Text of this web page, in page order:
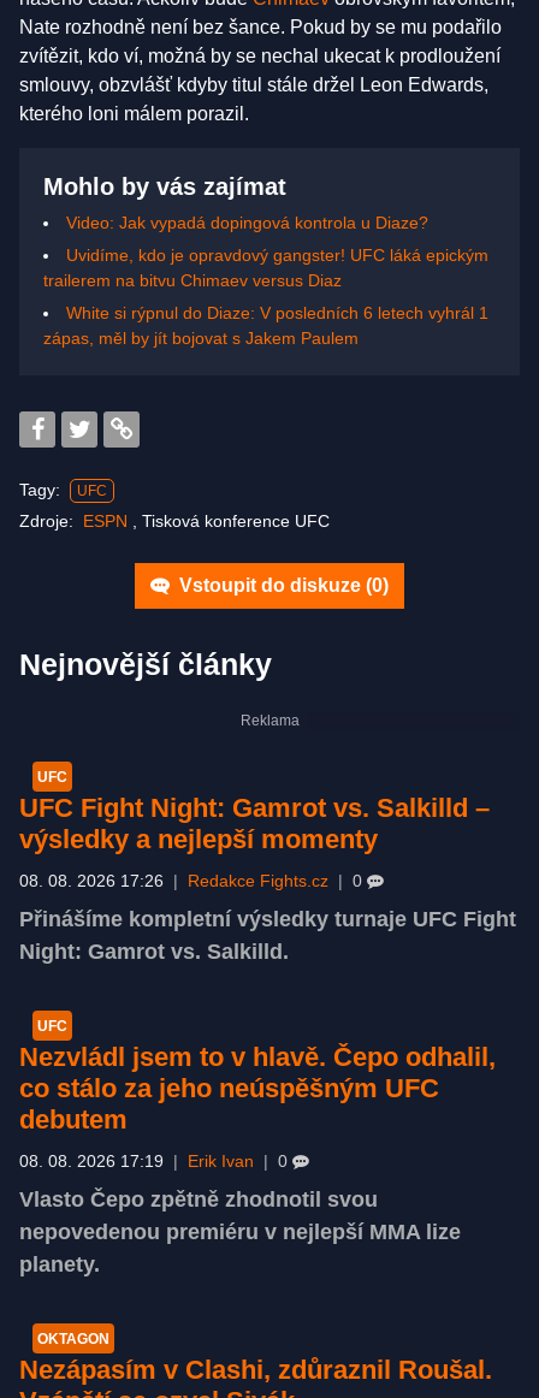
Nate rozhodně není bez šance. Pokud by se mu podařilo
zvítězit, kdo ví, možná by se nechal ukecat k prodloužení
smlouvy, obzvlášť kdyby titul stále držel Leon Edwards,
kterého loni málem porazil.
Mohlo by vás zajímat
Video: Jak vypadá dopingová kontrola u Diaze?
Uvidíme, kdo je opravdový gangster! UFC láká epickým
trailerem na bitvu Chimaev versus Diaz
White si rýpnul do Diaze: V posledních 6 letech vyhrál 1
zápas, měl by jít bojovat s Jakem Paulem
Tagy: UFC
Zdroje: ESPN Tisková konference UFC
Vstoupit do diskuze (0)
Nejnovější články
UFC
UFC Fight Night: Gamrot vs. Salkilld –
výsledky a nejlepší momenty
08. 08. 2026 17:26 | Redakce Fights.cz | 0
Přinášíme kompletní výsledky turnaje UFC Fight
Night: Gamrot vs. Salkilld.
UFC
Nezvládl jsem to v hlavě. Čepo odhalil,
co stálo za jeho neúspěšným UFC
debutem
08. 08. 2026 17:19 | Erik Ivan | 0
Vlasto Čepo zpětně zhodnotil svou
nepovedenou premiéru v nejlepší MMA lize
planety.
OKTAGON
Nezápasím v Clashi, zdůraznil Roušal.